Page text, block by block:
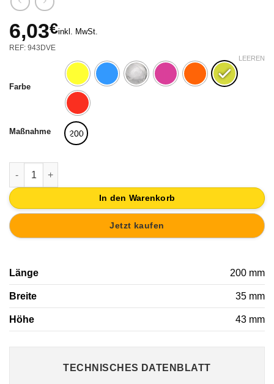
6,03€inkl. MwSt.
REF: 943DVE
Farbe
Maßnahme 200
LEEREN
HAKEN TÜR VERCHROMT MIT KNOPF GELB
In den Warenkorb
Jetzt kaufen
Länge 200 mm
Breite 35 mm
Höhe 43 mm
TECHNISCHES DATENBLATT